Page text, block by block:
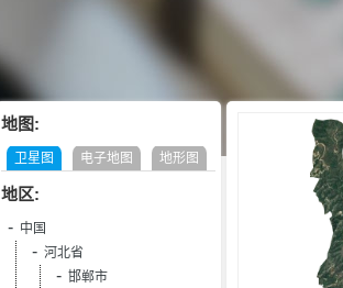
地图:
卫星图 电子地图 地形图
地区:
中国
河北省
邯郸市